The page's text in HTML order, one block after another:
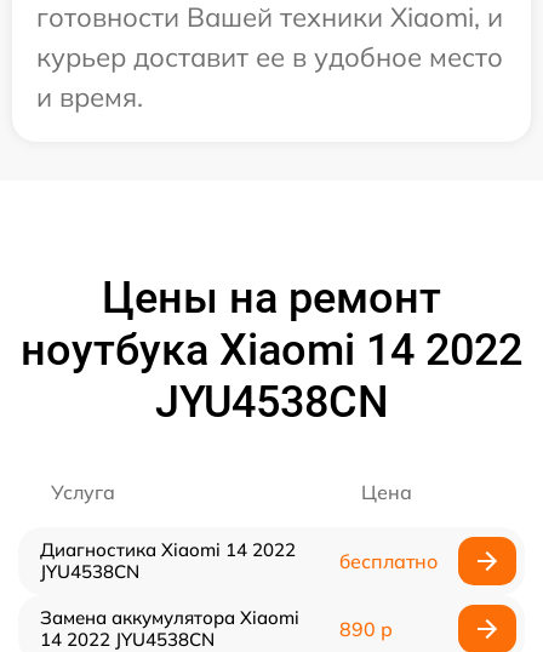
готовности Вашей техники Xiaomi, и
курьер доставит ее в удобное место
и время.
Цены на ремонт
ноутбука Xiaomi 14 2022
JYU4538CN
Услуга Цена
Диагностика Xiaomi 14 2022
JYU4538CN
бесплатно
Замена аккумулятора Xiaomi
14 2022 JYU4538CN
890 р